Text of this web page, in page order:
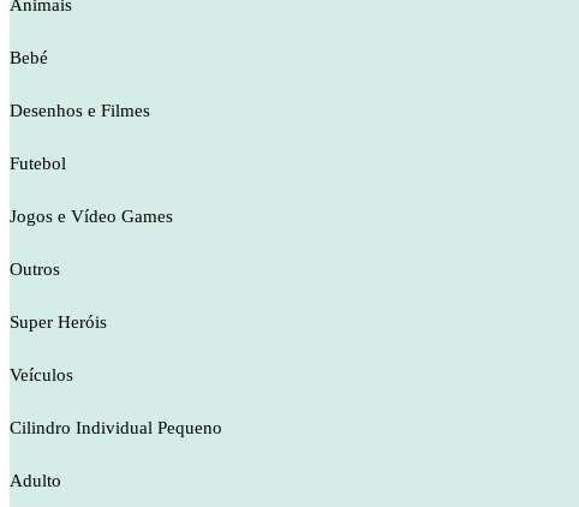
Animais
Bebé
Desenhos e Filmes
Futebol
Jogos e Vídeo Games
Outros
Super Heróis
Veículos
Cilindro Individual Pequeno
Adulto